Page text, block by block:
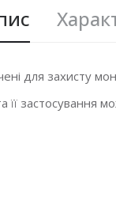
для захисту
її застосування